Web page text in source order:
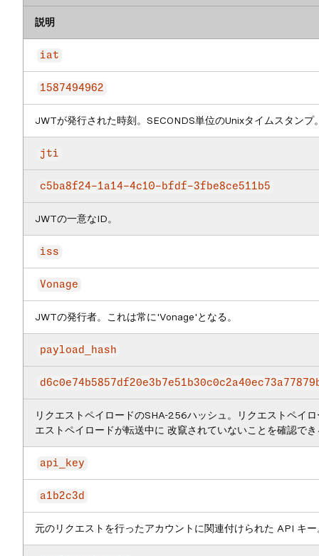
説明
iat
1587494962
JWTが発行された時刻。SECONDS単位のUnixタイムスタンプ
jti
c5ba8f24-1a14-4c10-bfdf-3fbe8ce511b5
JWTの一意なID。
iss
Vonage
JWTの発行者。これは常に'Vonage'となる。
payload_hash
リクエストペイロードのSHA-256ハッシュ。リクエストペイ
エストペイロードが転送中に 改竄されていないことを確認でき
api_key
a1b2c3d
元のリクエストを行ったアカウントに関連付けられた API キー